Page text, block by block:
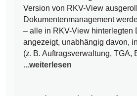
Version von RKV-View
Dokumentenmanagement
– alle in RKV-View hinterlegten
angezeigt, unabhängig davon,
(z. B. Auftragsverwaltung, TGA,
...weiterlesen